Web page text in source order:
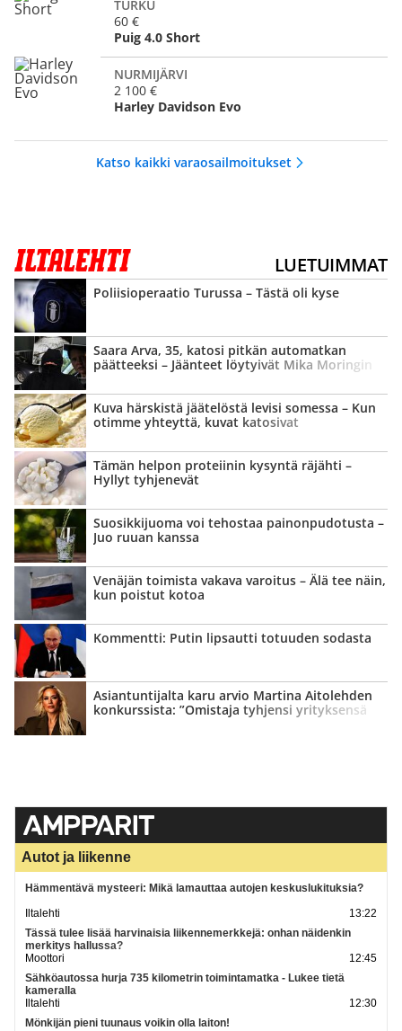
TURKU
Puig 4.0 Short
60 €
NURMIJÄRVI
Harley Davidson Evo
2 100 €
Katso kaikki varaosailmoitukset
LUETUIMMAT
Poliisi­operaatio Turussa – Tästä oli kyse
Saara Arva, 35, katosi pitkän automatkan
päätteeksi – Jäänteet löytyivät Mika Moringin
Kuva härskistä jäätelöstä levisi somessa – Kun
otimme yhteyttä, kuvat katosivat
Tämän helpon proteiinin kysyntä räjähti –
Hyllyt tyhjenevät
Suosikkijuoma voi tehostaa painon­pudotusta –
Juo ruuan kanssa
Venäjän toimista vakava varoitus – Älä tee näin,
kun poistut kotoa
Kommentti: Putin lipsautti totuuden sodasta
Asian­tuntijalta karu arvio Martina Aitolehden
konkurssista: ”Omistaja tyhjensi yrityksensä
Autot ja liikenne
Hämmentävä mysteeri: Mikä lamauttaa autojen keskuslukituksia?
Iltalehti
13:22
Tässä tulee lisää harvinaisia liikennemerkkejä: onhan näidenkin
merkitys hallussa?
Moottori
12:45
Sähköautossa hurja 735 kilometrin toimintamatka - Lukee tietä
kameralla
Iltalehti
12:30
Mönkijän pieni tuunaus voikin olla laiton!